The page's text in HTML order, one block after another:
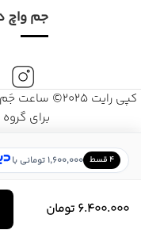
جم واچ
کپی رایت
برای
۴ قسط 1,600,000 تومانی با
6.400.000 تومان